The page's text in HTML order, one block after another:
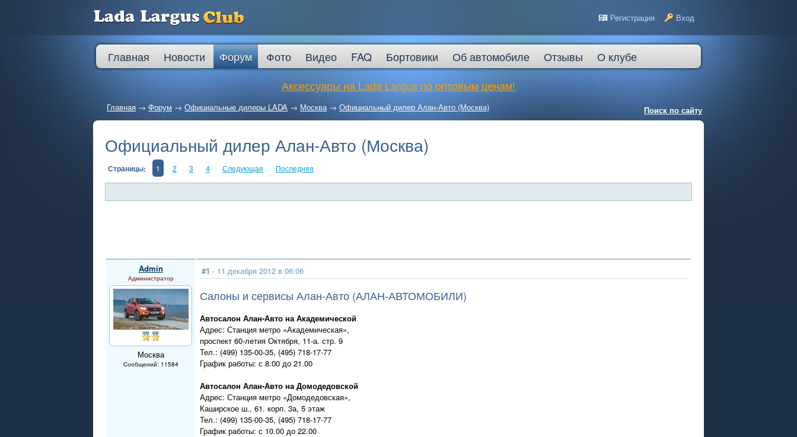
Регистрация Вход
Главная Новости Форум Фото Видео FAQ Бортовики Об автомобиле Отзывы
О клубе
Аксессуары на Lada Largus по оптовым ценам!
Главная → Форум → Официальные дилеры LADA → Москва→ Официальный дилер Алан-Авто (Москва) Поиск по сайту
Официальный дилер Алан-Авто (Москва)
Страницы: 1 2 3 4 Следующая Последняя
Admin
Администратор
Москва
Сообщений: 11584
#1 - 11 декабря 2012 в 06:06
Салоны и сервисы Алан-Авто (АЛАН-АВТОМОБИЛИ)
Автосалон Алан-Авто на Академической
Адрес: Станция метро «Академическая»,
проспект 60-летия Октября, 11-а. стр. 9
Тел.: (499) 135-00-35, (495) 718-17-77
График работы: с 8.00 до 21.00
Автосалон Алан-Авто на Домодедовской
Адрес: Станция метро «Домодедовская»,
Каширское ш., 61. корп. 3а, 5 этаж
Тел.: (499) 135-00-35, (495) 718-17-77
График работы: с 10.00 до 22.00